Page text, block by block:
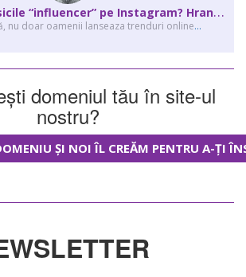
C
e mănâncă pisicile “influencer” pe Instagram? Hrana lor virală
nu doar oamenii lanseaza trenduri online...
domeniul tău în site-ul
nostru?
ȘI NOI ÎL CREĂM PENTRU A-ȚI